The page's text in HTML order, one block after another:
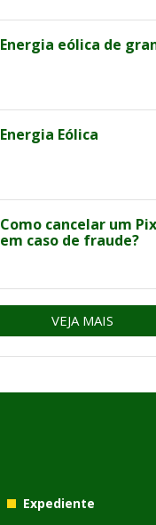
Energia eólica de
Energia Eólica
Como cancelar um
em caso de fraude?
VEJA MAIS
Expediente